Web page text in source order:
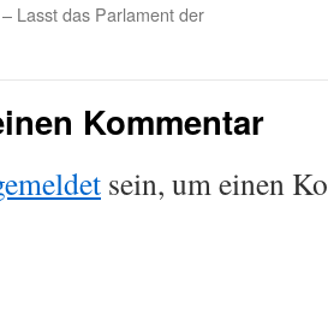
Lasst das Parlament der
Kommentar
sein, um einen